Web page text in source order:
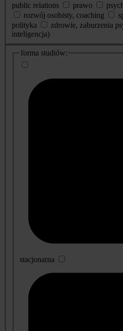
public relations
prawo
rozwój osobisty, coaching
polityka
zdrowie, zaburzenia
inteligencja)
dodatkowe
informacje
forma studiów:
stacjonarna